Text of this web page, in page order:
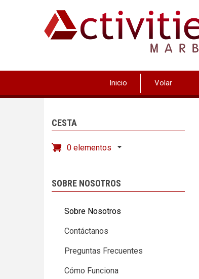
Inicio Volar
CESTA
0 elementos
SOBRE NOSOTROS
Sobre Nosotros
Contáctanos
Preguntas Frecuentes
Cómo Funciona